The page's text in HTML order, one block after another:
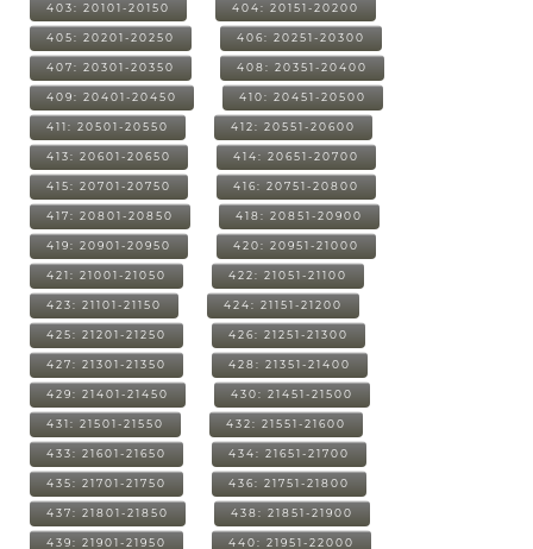
403: 20101-20150 404: 20151-20200
405: 20201-20250 406: 20251-20300
407: 20301-20350 408: 20351-20400
409: 20401-20450 410: 20451-20500
411: 20501-20550 412: 20551-20600
413: 20601-20650 414: 20651-20700
415: 20701-20750 416: 20751-20800
417: 20801-20850 418: 20851-20900
419: 20901-20950 420: 20951-21000
421: 21001-21050 422: 21051-21100
423: 21101-21150 424: 21151-21200
425: 21201-21250 426: 21251-21300
427: 21301-21350 428: 21351-21400
429: 21401-21450 430: 21451-21500
431: 21501-21550 432: 21551-21600
433: 21601-21650 434: 21651-21700
435: 21701-21750 436: 21751-21800
437: 21801-21850 438: 21851-21900
439: 21901-21950 440: 21951-22000